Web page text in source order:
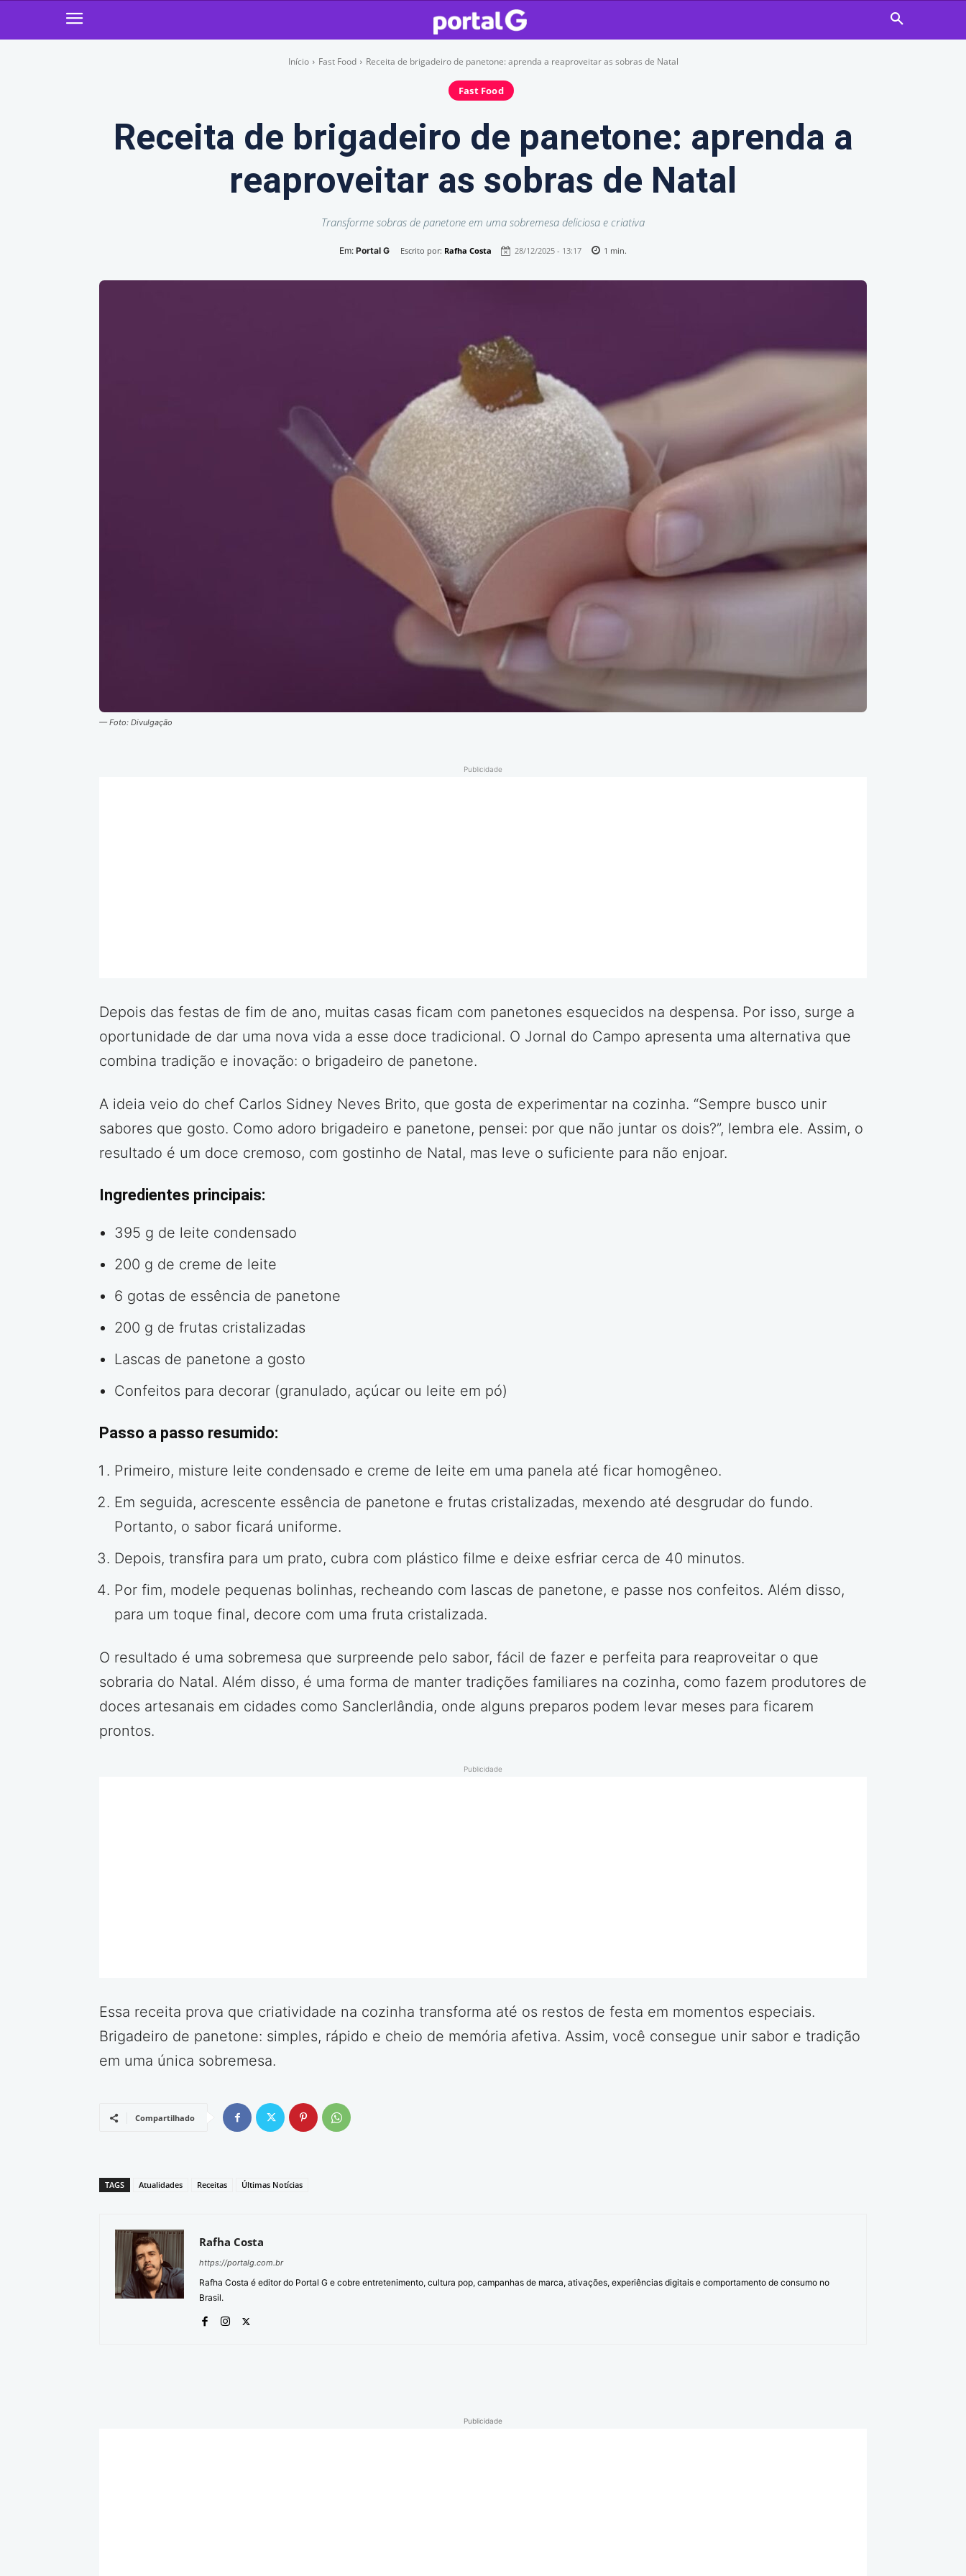
Início Fast Food Receita de brigadeiro de panetone: aprenda a reaproveitar as sobras de Natal
Fast Food
Receita de brigadeiro de panetone: aprenda a
reaproveitar as sobras de Natal
Transforme sobras de panetone em uma sobremesa deliciosa e criativa
Em: Portal G Escrito por: Rafha Costa 28/12/2025 - 13:17 1 min.
— Foto: Divulgação
Publicidade
Depois das festas de fim de ano, muitas casas ficam com panetones esquecidos na despensa. Por isso, surge a
oportunidade de dar uma nova vida a esse doce tradicional. O Jornal do Campo apresenta uma alternativa que
combina tradição e inovação: o brigadeiro de panetone.
A ideia veio do chef Carlos Sidney Neves Brito, que gosta de experimentar na cozinha. “Sempre busco unir
sabores que gosto. Como adoro brigadeiro e panetone, pensei: por que não juntar os dois?”, lembra ele. Assim, o
resultado é um doce cremoso, com gostinho de Natal, mas leve o suficiente para não enjoar.
Ingredientes principais:
395 g de leite condensado
200 g de creme de leite
6 gotas de essência de panetone
200 g de frutas cristalizadas
Lascas de panetone a gosto
Confeitos para decorar (granulado, açúcar ou leite em pó)
Passo a passo resumido:
Primeiro, misture leite condensado e creme de leite em uma panela até ficar homogêneo.
Em seguida, acrescente essência de panetone e frutas cristalizadas, mexendo até desgrudar do fundo.
Portanto, o sabor ficará uniforme.
Depois, transfira para um prato, cubra com plástico filme e deixe esfriar cerca de 40 minutos.
Por fim, modele pequenas bolinhas, recheando com lascas de panetone, e passe nos confeitos. Além disso,
para um toque final, decore com uma fruta cristalizada.
O resultado é uma sobremesa que surpreende pelo sabor, fácil de fazer e perfeita para reaproveitar o que
sobraria do Natal. Além disso, é uma forma de manter tradições familiares na cozinha, como fazem produtores de
doces artesanais em cidades como Sanclerlândia, onde alguns preparos podem levar meses para ficarem
prontos.
Publicidade
Essa receita prova que criatividade na cozinha transforma até os restos de festa em momentos especiais.
Brigadeiro de panetone: simples, rápido e cheio de memória afetiva. Assim, você consegue unir sabor e tradição
em uma única sobremesa.
Compartilhado
TAGS Atualidades Receitas Últimas Notícias
Rafha Costa
https://portalg.com.br
Rafha Costa é editor do Portal G e cobre entretenimento, cultura pop, campanhas de marca, ativações, experiências digitais e comportamento de consumo no
Brasil.
Publicidade